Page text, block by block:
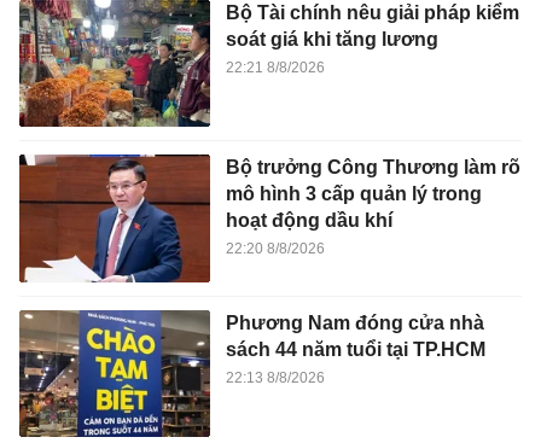
Bộ Tài chính nêu giải pháp kiểm
soát giá khi tăng lương
22:21 8/8/2026
Bộ trưởng Công Thương làm rõ
mô hình 3 cấp quản lý trong
hoạt động dầu khí
22:20 8/8/2026
Phương Nam đóng cửa nhà
sách 44 năm tuổi tại TP.HCM
22:13 8/8/2026